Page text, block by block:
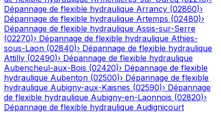
Dépannage de flexible hydraulique Arrancy (02860)›
Dépannage de flexible hydraulique Artemps (02480)›
Dépannage de flexible hydraulique Assis-sur-Serre
(02270)› Dépannage de flexible hydraulique Athies-
sous-Laon (02840)› Dépannage de flexible hydraulique
Attilly (02490)› Dépannage de flexible hydraulique
Aubencheul-aux-Bois (02420)› Dépannage de flexible
hydraulique Aubenton (02500)› Dépannage de flexible
hydraulique Aubigny-aux-Kaisnes (02590)› Dépannage
de flexible hydraulique Aubigny-en-Laonnois (02820)›
Dépannage de flexible hydraulique Audignicourt